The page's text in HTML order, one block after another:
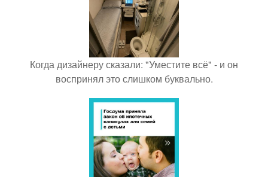
Когда дизайнеру сказали: "Уместите всё" - и он
воспринял это слишком буквально.